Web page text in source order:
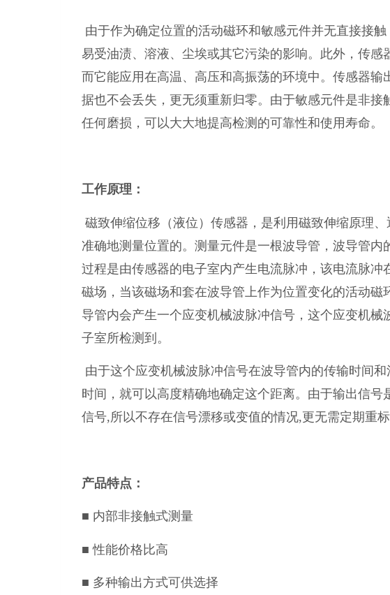
由于作为确定位置的活动磁环和敏感元件并无直接接
易受油渍、溶液、尘埃或其它污染的影响。此外，传
而它能应用在高温、高压和高振荡的环境中。传感器
据也不会丢失，更无须重新归零。由于敏感元件是非
任何磨损，可以大大地提高检测的可靠性和使用寿命。
工作原理：
磁致伸缩位移（液位）传感器，是利用磁致伸缩原理
准确地测量位置的。测量元件是一根波导管，波导管
过程是由传感器的电子室内产生电流脉冲，该电流脉
磁场，当该磁场和套在波导管上作为位置变化的活动
导管内会产生一个应变机械波脉冲信号，这个应变机
子室所检测到。
由于这个应变机械波脉冲信号在波导管内的传输时间
时间，就可以高度精确地确定这个距离。由于输出信
信号,所以不存在信号漂移或变值的情况,更无需定期重标
产品特点：
■ 内部非接触式测量
■ 性能价格比高
■ 多种输出方式可供选择